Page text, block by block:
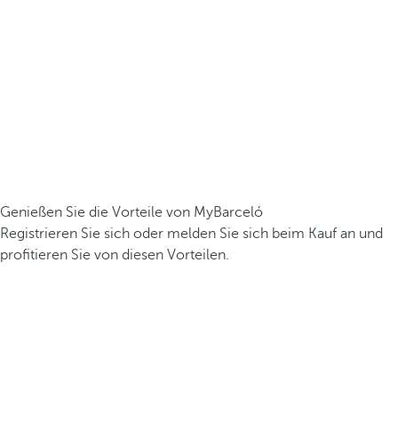
Genießen Sie die Vorteile von MyBarceló
Registrieren Sie sich oder melden Sie sich beim Kauf an und
profitieren Sie von diesen Vorteilen.